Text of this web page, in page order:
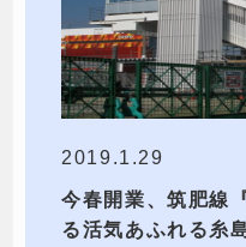
2019.1.29
今春開業、筑肥線
る活気あふれる糸